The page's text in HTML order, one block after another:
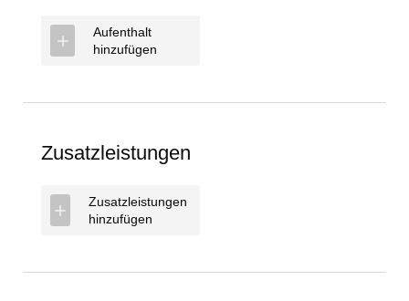
Aufenthalt
hinzufügen
Zusatzleistungen
Zusatzleistungen
hinzufügen